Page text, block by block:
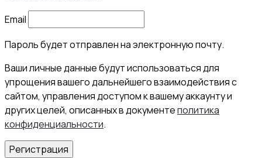
Email
Пароль будет отправлен на электронную почту.
Ваши личные данные будут использоваться для
упрощения вашего дальнейшего взаимодействия с
сайтом, управления доступом к вашему аккаунту и
других целей, описанных в документеполитика
конфиденциальности.
Регистрация